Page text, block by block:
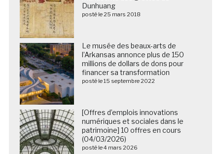
Dunhuang
posté le 25 mars 2018
Le musée des beaux-arts de
l’Arkansas annonce plus de 150
millions de dollars de dons pour
financer sa transformation
posté le 15 septembre 2022
[Offres d’emplois innovations
numériques et sociales dans le
patrimoine] 10 offres en cours
(04/03/2026)
posté le 4 mars 2026